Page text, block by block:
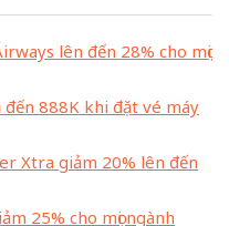
lên đến 28% cho mọi
888K khi đặt vé máy
Xtra giảm 20% lên đến
25% cho mọi ngành